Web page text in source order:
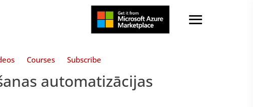
Courses Subscribe
automatizācijas